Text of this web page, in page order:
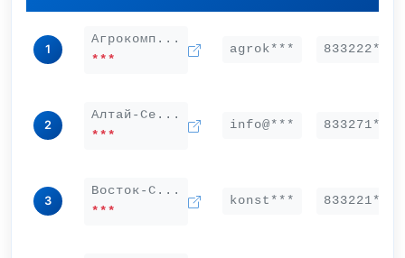
1
Агрокомп...
***
agrok*** 833222***
2
Алтай-Се...
***
info@*** 833271***
3
Восток-С...
***
konst*** 833221***